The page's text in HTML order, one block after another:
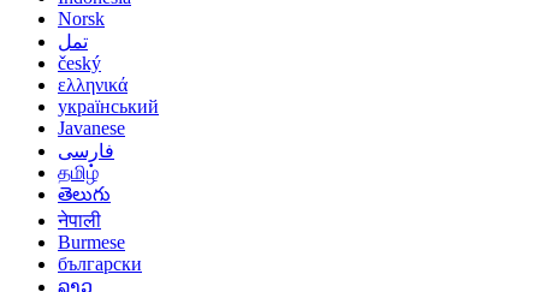
Norsk‎
تمل
český
ελληνικά
український
Javanese
فارسی
தமிழ்
తెలుగు
नेपाली
Burmese
български
ລາວ